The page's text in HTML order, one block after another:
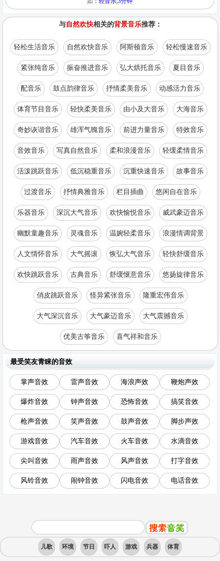
与自然欢快相关的背景音乐推荐：
轻松生活音乐 自然欢快音乐 阿斯顿音乐 轻松慢速音乐
紧张纯音乐 振奋推进音乐 弘大烘托音乐 夏目音乐
配音乐 鼓点韵律音乐 抒情柔美音乐 动感活力音乐
体育节目音乐 轻快柔美音乐 由小及大音乐 大海音乐
奇妙诙谐音乐 雄浑气魄音乐 前进力量音乐 特效音乐
音效音乐 写真自然音乐 柔和浪漫音乐 轻缓柔情音乐
活泼跳跃音乐 低沉稳重音乐 沉重快速音乐 故事音乐
过渡音乐 抒情典雅音乐 栏目插曲 悠闲自在音乐
乐器音乐 深沉大气音乐 欢快愉悦音乐 威武豪迈音乐
幽默童趣音乐 灵魂音乐 温婉轻柔音乐 浪漫情调背景
人文情怀音乐 大气摇滚 恢弘大气音乐 轻快舒缓音乐
欢快跳跃音乐 古典音乐 舒缓惬意音乐 悠扬旋律音乐
俏皮跳跃音乐 怪异紧张音乐 隆重宏伟音乐
大气深沉音乐 大气豪迈音乐 大气震撼音乐
优美古筝音乐 喜气祥和音乐
最受笑友青睐的音效
掌声音效 雷声音效 海浪声效 鞭炮声效
爆炸音效 钟声音效 恐怖音效 搞笑音效
枪声音效 笑声音效 鼓声音效 脚步声效
游戏音效 汽车音效 火车音效 水滴音效
尖叫音效 雨声音效 风声音效 打字音效
风铃音效 闹钟音效 闪电音效 电话音效
儿歌 环境 节日 吓人 游戏 兵器 体育